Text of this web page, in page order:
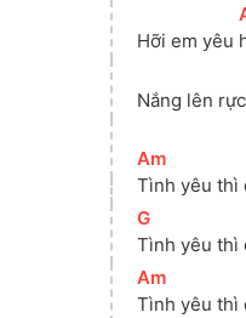
Hỡi em yêu
[
Nắng lên rực
[
Am
Tình yêu thì
[
G
Tình yêu thì
[
Am
Tình yêu thì